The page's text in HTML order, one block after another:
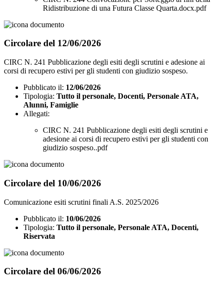
Ridistribuzione di una Futura Classe Quarta.docx.pdf
Circolare del 12/06/2026
CIRC N. 241 Pubblicazione degli esiti degli scrutini e adesione ai
corsi di recupero estivi per gli studenti con giudizio sospeso.
Pubblicato il: 12/06/2026
Tipologia: Tutto il personale, Docenti, Personale ATA,
Alunni, Famiglie
Allegati:
CIRC N. 241 Pubblicazione degli esiti degli scrutini e
adesione ai corsi di recupero estivi per gli studenti con
giudizio sospeso..pdf
Circolare del 10/06/2026
Comunicazione esiti scrutini finali A.S. 2025/2026
Pubblicato il: 10/06/2026
Tipologia: Tutto il personale, Personale ATA, Docenti,
Riservata
Circolare del 06/06/2026